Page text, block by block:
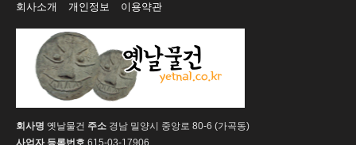
회사소개 개인정보 이용약관
회사명 옛날물건 주소 경남 밀양시 중앙로 80-6 (가곡동)
사업자 등록번호 615-03-17906